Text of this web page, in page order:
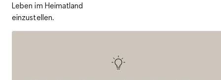
Leben im Heimatland
einzustellen.